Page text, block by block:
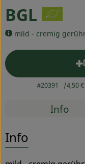
Über uns
BGL
mild - cremig
#20391 4,50 €
Info
Info